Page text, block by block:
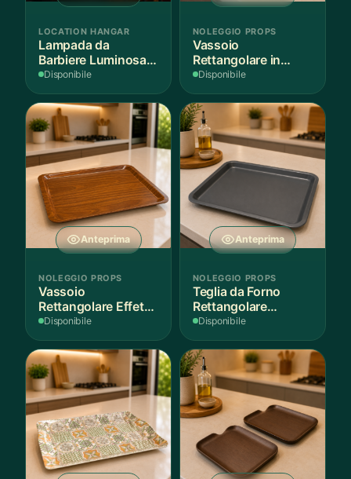
LOCATION HANGAR
Lampada da
Barbiere Luminosa
Rotante
Disponibile
NOLEGGIO PROPS
Vassoio
Rettangolare in
Legno Scuro
Disponibile
Anteprima
NOLEGGIO PROPS
Vassoio
Rettangolare Effetto
Legno
Disponibile
Anteprima
NOLEGGIO PROPS
Teglia da Forno
Rettangolare
Antiaderente
Disponibile